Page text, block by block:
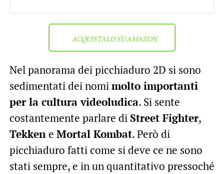
ACQUISTALO SU AMAZON
Nel panorama dei picchiaduro 2D si sono
sedimentati dei nomimolto importanti
per la cultura videoludica. Si sente
costantemente parlare di Street Fighter,
Tekkene Mortal Kombat. Però di
picchiaduro fatti come si deve ce ne sono
stati sempre, e in un quantitativo pressoché